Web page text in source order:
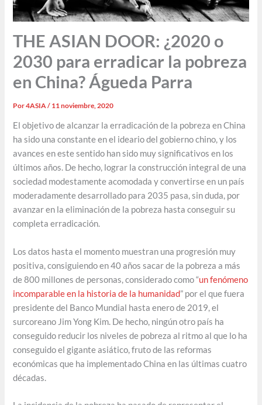
THE ASIAN DOOR: ¿2020 o
2030 para erradicar la pobreza
en China? Águeda Parra
Por4ASIA/ 11 noviembre, 2020
El objetivo de alcanzar la erradicación de la pobreza en China
ha sido una constante en el ideario del gobierno chino, y los
avances en este sentido han sido muy significativos en los
últimos años. De hecho, lograr la construcción integral de una
sociedad modestamente acomodada y convertirse en un país
moderadamente desarrollado para 2035 pasa, sin duda, por
avanzar en la eliminación de la pobreza hasta conseguir su
completa erradicación.
Los datos hasta el momento muestran una progresión muy
positiva, consiguiendo en 40 años sacar de la pobreza a más
de 800 millones de personas, considerado como “un fenómeno
incomparable en la historia de la humanidad” por el que fuera
presidente del Banco Mundial hasta enero de 2019, el
surcoreano Jim Yong Kim. De hecho, ningún otro país ha
conseguido reducir los niveles de pobreza al ritmo al que lo ha
conseguido el gigante asiático, fruto de las reformas
económicas que ha implementado China en las últimas cuatro
décadas.